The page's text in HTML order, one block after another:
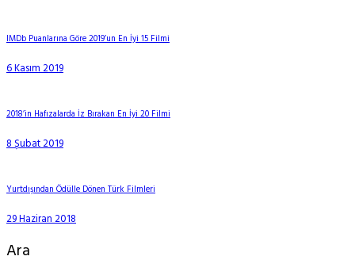
IMDb Puanlarına Göre 2019’un En İyi 15 Filmi
6 Kasım 2019
2018’in Hafızalarda İz Bırakan En İyi 20 Filmi
8 Şubat 2019
Yurtdışından Ödülle Dönen Türk Filmleri
29 Haziran 2018
Ara